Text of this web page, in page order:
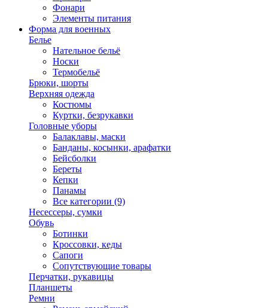
Фонари
Элементы питания
Форма для военных
Белье
Нательное бельё
Носки
Термобельё
Брюки, шорты
Верхняя одежда
Костюмы
Куртки, безрукавки
Головные уборы
Балаклавы, маски
Банданы, косынки, арафатки
Бейсболки
Береты
Кепки
Панамы
Все категории (9)
Несессеры, сумки
Обувь
Ботинки
Кроссовки, кеды
Сапоги
Сопутствующие товары
Перчатки, рукавицы
Планшеты
Ремни